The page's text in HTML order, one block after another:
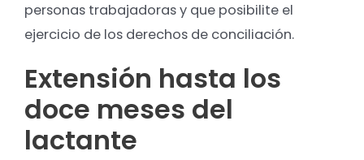
personas trabajadoras y que posibilite el
ejercicio de los derechos de conciliación.
Extensión hasta los
doce meses del
lactante